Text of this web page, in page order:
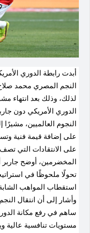
أبدت رابطة الدوري
النجم المصري محمد
لذلك، وذلك بعد انتهاء
الدوري الأمريكي دون
النجوم العالميين،
على إضافة قيمة فنية
على الانتقادات التي
المخضرمين، أوضح
تحولًا ملحوظًا في
استقطاب المواهب
وأشار إلى أن انتقال
ساهم في رفع مكانة
مستويات تنافسية عالية